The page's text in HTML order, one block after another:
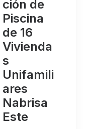
ción de
Piscina
de 16
Vivienda
s
Unifamili
ares
Nabrisa
Este